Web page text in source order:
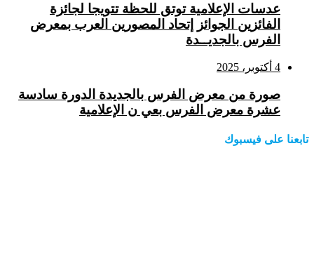
عدسات الإعلامية توتق للحظة تتويجا لجائزة
الفائزين الجوائز إتحاد المصورين العرب بمعرض
الفرس بالجديــدة
4 أكتوبر، 2025
صورة من معرض الفرس بالجديدة الدورة سادسة
عشرة معرض الفرس بعي ن الإعلامية
تابعنا على فيسبوك